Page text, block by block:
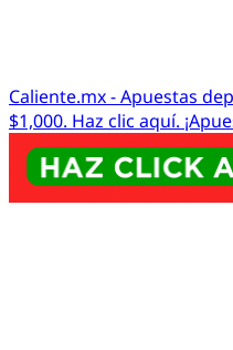
Caliente.mx - Apuestas
$1,000. Haz clic aquí.